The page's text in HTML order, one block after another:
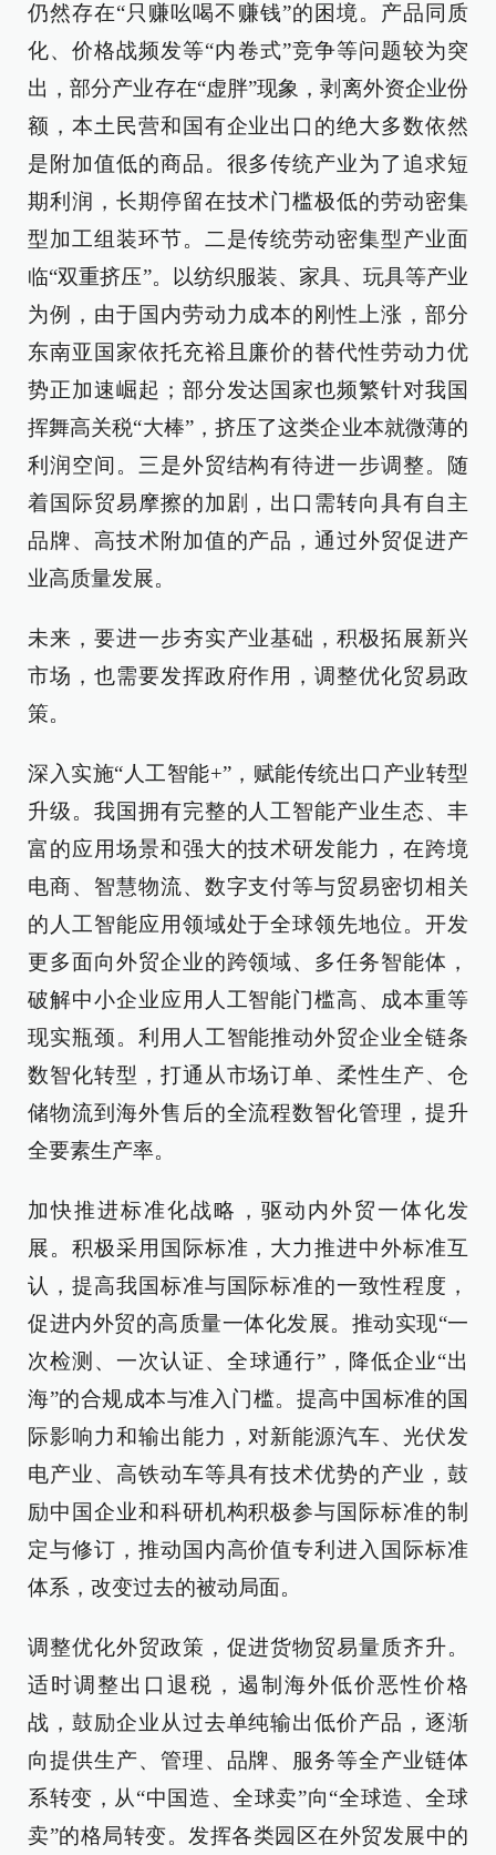
仍然存在“只赚吆喝不赚钱”的困境。产品同质
化、价格战频发等“内卷式”竞争等问题较为突
出，部分产业存在“虚胖”现象，剥离外资企业份
额，本土民营和国有企业出口的绝大多数依然
是附加值低的商品。很多传统产业为了追求短
期利润，长期停留在技术门槛极低的劳动密集
型加工组装环节。二是传统劳动密集型产业面
临“双重挤压”。以纺织服装、家具、玩具等产业
为例，由于国内劳动力成本的刚性上涨，部分
东南亚国家依托充裕且廉价的替代性劳动力优
势正加速崛起；部分发达国家也频繁针对我国
挥舞高关税“大棒”，挤压了这类企业本就微薄的
利润空间。三是外贸结构有待进一步调整。随
着国际贸易摩擦的加剧，出口需转向具有自主
品牌、高技术附加值的产品，通过外贸促进产
业高质量发展。
未来，要进一步夯实产业基础，积极拓展新兴
市场，也需要发挥政府作用，调整优化贸易政
策。
深入实施“人工智能+”，赋能传统出口产业转型
升级。我国拥有完整的人工智能产业生态、丰
富的应用场景和强大的技术研发能力，在跨境
电商、智慧物流、数字支付等与贸易密切相关
的人工智能应用领域处于全球领先地位。开发
更多面向外贸企业的跨领域、多任务智能体，
破解中小企业应用人工智能门槛高、成本重等
现实瓶颈。利用人工智能推动外贸企业全链条
数智化转型，打通从市场订单、柔性生产、仓
储物流到海外售后的全流程数智化管理，提升
全要素生产率。
加快推进标准化战略，驱动内外贸一体化发
展。积极采用国际标准，大力推进中外标准互
认，提高我国标准与国际标准的一致性程度，
促进内外贸的高质量一体化发展。推动实现“一
次检测、一次认证、全球通行”，降低企业“出
海”的合规成本与准入门槛。提高中国标准的国
际影响力和输出能力，对新能源汽车、光伏发
电产业、高铁动车等具有技术优势的产业，鼓
励中国企业和科研机构积极参与国际标准的制
定与修订，推动国内高价值专利进入国际标准
体系，改变过去的被动局面。
调整优化外贸政策，促进货物贸易量质齐升。
适时调整出口退税，遏制海外低价恶性价格
战，鼓励企业从过去单纯输出低价产品，逐渐
向提供生产、管理、品牌、服务等全产业链体
系转变，从“中国造、全球卖”向“全球造、全球
卖”的格局转变。发挥各类园区在外贸发展中的